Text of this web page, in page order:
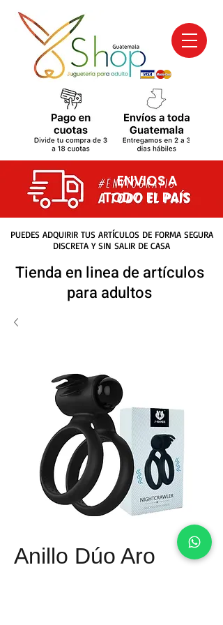
PUEDES ADQUIRIR TUS ARTÍCULOS DE FORMA SEGURA
DISCRETA Y SIN SALIR DE CASA
Tienda en linea de artículos
para adultos
ENVIOS A
TODO EL PAIS
Anillo Dúo Aro